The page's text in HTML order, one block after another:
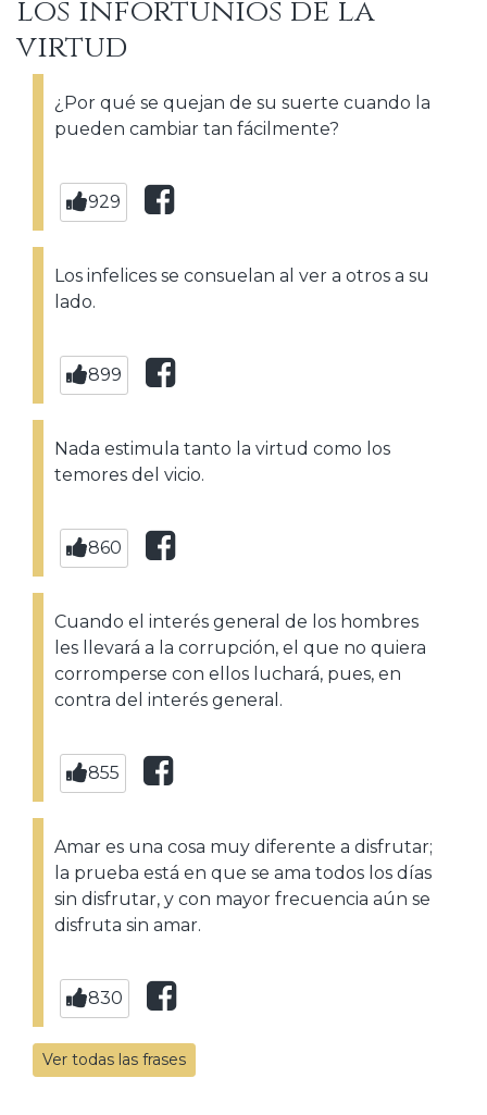
los infortunios de la
virtud
¿Por qué se quejan de su suerte cuando la
pueden cambiar tan fácilmente?
929
Los infelices se consuelan al ver a otros a su
lado.
899
Nada estimula tanto la virtud como los
temores del vicio.
860
Cuando el interés general de los hombres
les llevará a la corrupción, el que no quiera
corromperse con ellos luchará, pues, en
contra del interés general.
855
Amar es una cosa muy diferente a disfrutar;
la prueba está en que se ama todos los días
sin disfrutar, y con mayor frecuencia aún se
disfruta sin amar.
830
Ver todas las frases